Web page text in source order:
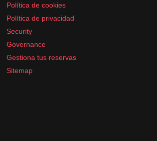
Política de cookies
Política de privacidad
Security
Governance
Gestiona tus reservas
Sitemap